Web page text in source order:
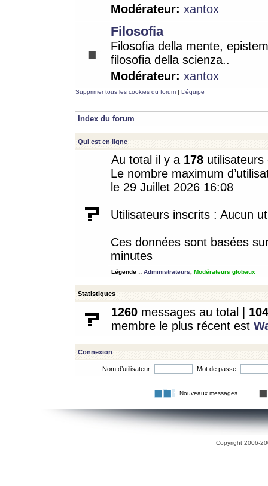
Modérateur: xantox
Filosofia
Filosofia della mente,
filosofia della scienza..
Modérateur: xantox
Supprimer tous les cookies du forum | L’équipe
Index du forum
Qui est en ligne
Au total il y a 178
Le nombre maximum
le 29 Juillet 2026 16:08
Utilisateurs inscrits : Aucun
Ces données sont basées
minutes
Légende :: Administrateurs Modérateurs globaux
Statistiques
1260 messages au total | 104
membre le plus récent est
Connexion
Nom d’utilisateur: Mot de passe:
Nouveaux messages
Copyright 2006-